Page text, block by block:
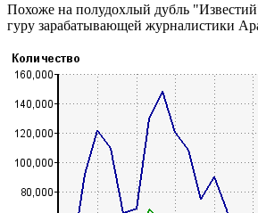
Похоже на полудохлый дубль
гуру зарабатывающей журналистики